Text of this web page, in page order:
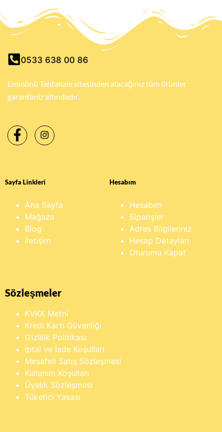
0533 638 00 86
Eminönü Tahtakale sitesinden alacağınız tüm ürünler
garantimiz altındadır.
Sayfa Linkleri
Ana Sayfa
Mağaza
Blog
İletişim
Hesabım
Hesabım
Siparişler
Adres Bilgileriniz
Hesap Detayları
Oturumu Kapat
Sözleşmeler
KVKK Metni
Kredi Kartı Güvenliği
Gizlilik Politikası
İptal ve İade Koşulları
Mesafeli Satış Sözleşmesi
Kullanım Koşulları
Üyelik Sözleşmesi
Tüketici Yasası